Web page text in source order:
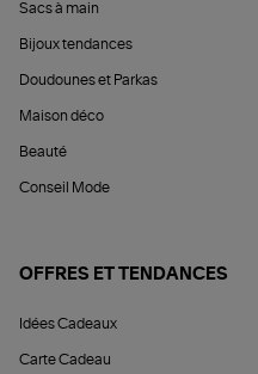
Sacs à main
Bijoux tendances
Doudounes et Parkas
Maison déco
Beauté
Conseil Mode
OFFRES ET TENDANCES
Idées Cadeaux
Carte Cadeau